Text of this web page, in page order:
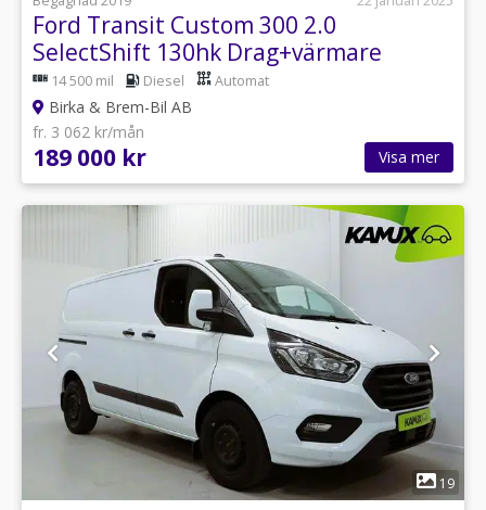
Ford Transit Custom 300 2.0
SelectShift 130hk Drag+värmare
14 500 mil Diesel Automat
Birka & Brem-Bil AB
fr. 3 062 kr/mån
189 000 kr Visa mer
19